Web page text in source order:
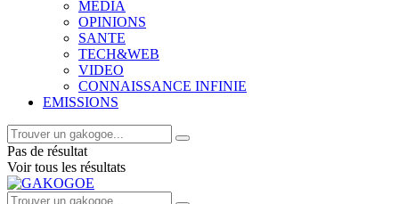
MEDIA
OPINIONS
SANTE
TECH&WEB
VIDEO
CONNAISSANCE INFINIE
EMISSIONS
Pas de résultat
Voir tous les résultats